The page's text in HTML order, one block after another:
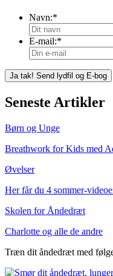
Navn:*
E-mail:*
Seneste Artikler
Børn og Unge
Breathwork for Kids med
Øvelser
Her får du 4 sommer-
Skolen for Åndedræt
Charlotte og alle de andre
Træn dit åndedræt med